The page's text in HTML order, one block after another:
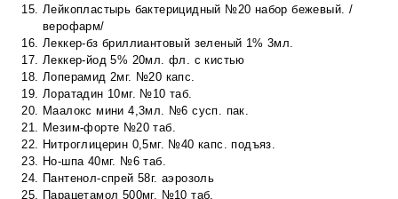
Лейкопластырь бактерицидный №20 набор бежевый. /
верофарм/
Леккер-бз бриллиантовый зеленый 1% 3мл.
Леккер-йод 5% 20мл. фл. с кистью
Лоперамид 2мг. №20 капс.
Лоратадин 10мг. №10 таб.
Маалокс мини 4,3мл. №6 сусп. пак.
Мезим-форте №20 таб.
Нитроглицерин 0,5мг. №40 капс. подъяз.
Но-шпа 40мг. №6 таб.
Пантенол-спрей 58г. аэрозоль
Парацетамол 500мг. №10 таб.